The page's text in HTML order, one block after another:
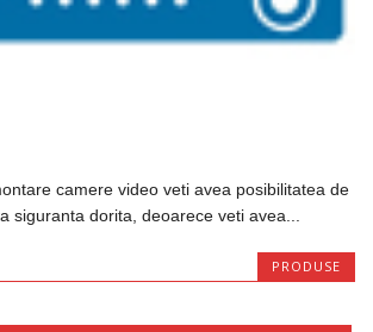
camere video veti avea posibilitatea de
siguranta dorita, deoarece veti avea...
PRODUSE